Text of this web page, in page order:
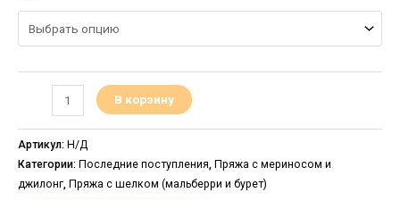
В корзину
Артикул: Н/Д
Категории: Последние поступления Пряжа с мериносом и
джилонг Пряжа с шелком (мальберри и бурет)